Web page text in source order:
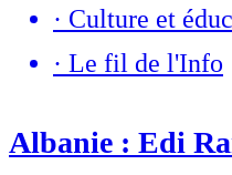
· Culture et
· Le fil de l'Info
Albanie : Edi